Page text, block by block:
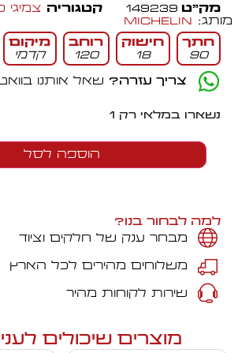
מק״ט 149239 קטגוריה צמיגי
מותג: Michelin
חתך
90
חישוק
18
רוחב
120
מיקום
קדמי
צריך עזרה? שאל אותנו
נשארו במלאי רק 1
הוספה לסל
למה לבחור בנו?
מבחר ענק של חלקים וציוד
משלוחים מהירים לכל הארץ
שירות לקוחות מהיר
מוצרים שיכולים